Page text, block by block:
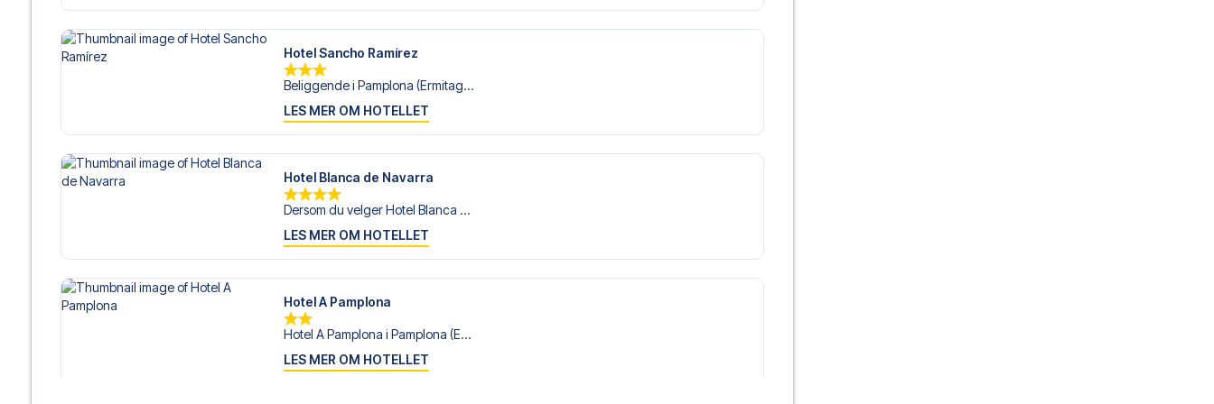
Hotel Sancho Ramírez
Beliggende i Pamplona (Ermitag...
LES MER OM HOTELLET
Hotel Blanca de Navarra
Dersom du velger Hotel Blanca ...
LES MER OM HOTELLET
Hotel A Pamplona
Hotel A Pamplona i Pamplona (E...
LES MER OM HOTELLET